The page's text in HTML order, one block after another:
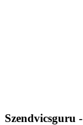
Szendvicsguru